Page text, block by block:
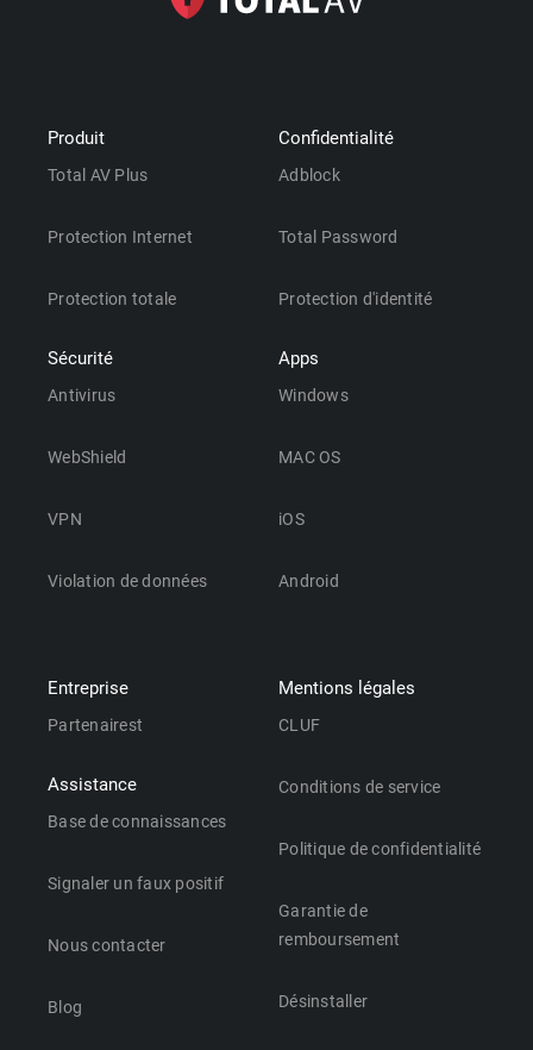
Produit
Total AV Plus
Protection Internet
Protection totale
Sécurité
Antivirus
WebShield
VPN
Violation de données
Confidentialité
Adblock
Total Password
Protection d'identité
Apps
Windows
MAC OS
iOS
Android
Entreprise
Partenairest
Assistance
Base de connaissances
Signaler un faux positif
Nous contacter
Blog
Mentions légales
CLUF
Conditions de service
Politique de confidentialité
Garantie de
remboursement
Désinstaller